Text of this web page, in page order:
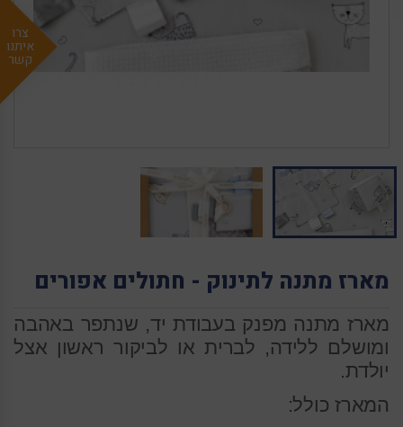
צרו
איתנו
קשר
מארז מתנה לתינוק - חתולים אפורים
מארז מתנה מפנק בעבודת יד, שנתפר באהבה
ומושלם ללידה, לברית או לביקור ראשון אצל
יולדת.
המארז כולל: